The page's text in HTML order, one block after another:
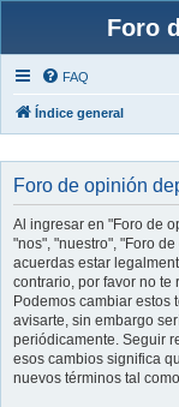
Foro
FAQ
Índice general
Foro de opinión
Al ingresar en "Foro de
"nos", "nuestro", "Foro
acuerdas estar
contrario, por favor no te
Podemos cambiar estos
avisarte, sin embargo
periódicamente. Seguir
esos cambios significa
nuevos términos tal